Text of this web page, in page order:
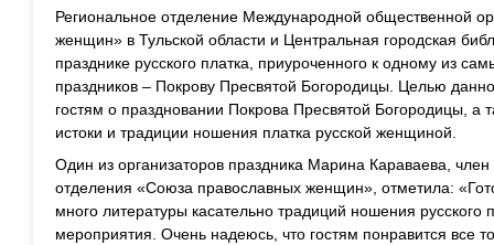
Региональное отделение Международной общественной
женщин» в Тульской области и Центральная городская
празднике русского платка, приуроченного к одному из
праздников – Покрову Пресвятой Богородицы. Целью
гостям о праздновании Покрова Пресвятой Богородицы, а
истоки и традиции ношения платка русской женщиной.
Один из организаторов праздника Марина Караваева,
отделения «Союза православных женщин», отметила:
много литературы касательно традиций ношения русского
мероприятия. Очень надеюсь, что гостям понравится все